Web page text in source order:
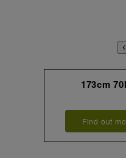
73
173cm
Find out